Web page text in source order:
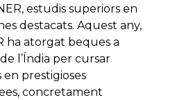
estudis superiors en
destacats. Aquest any,
ha atorgat beques a
l’Índia per cursar
prestigioses
concretament